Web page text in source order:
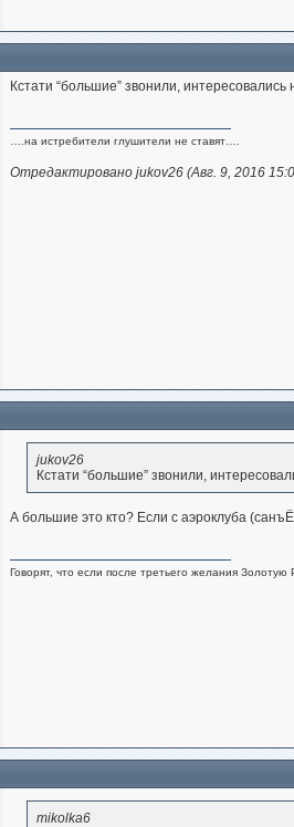
Кстати “большие” звонили,
….на истребители глушители не ставят….
Отредактировано jukov26 (Авг. 9, 2016
jukov26
Кстати “большие” звонили,
А большие это кто? Если с аэроклуба
Говорят, что если после третьего желания
mikolka6